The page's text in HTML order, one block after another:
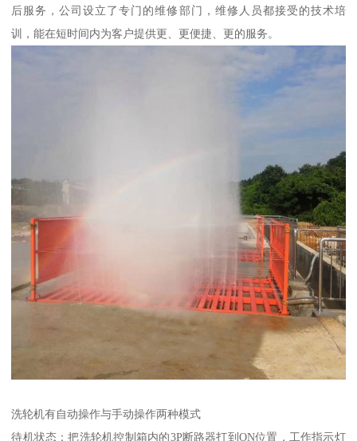
后服务，公司设立了专门的维修部门，维修人员都接受的技术培
训，能在短时间内为客户提供更、更便捷、更的服务。
洗轮机有自动操作与手动操作两种模式
待机状态：把洗轮机控制箱内的3P断路器打到ON位置，工作指示灯